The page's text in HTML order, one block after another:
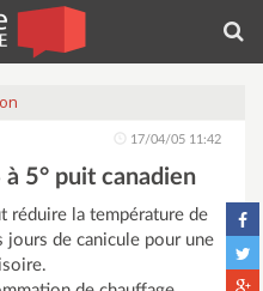
17/04/05 11:42
5° puit canadien
réduire la température de
jours de canicule pour une